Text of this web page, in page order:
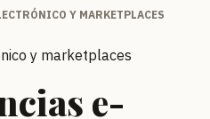
Y MARKETPLACES
y marketplaces
e-